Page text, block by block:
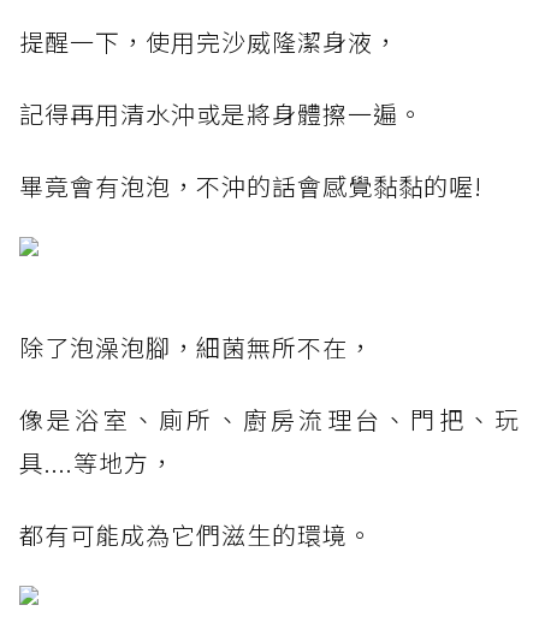
提醒一下，使用完沙威隆潔身液，
記得再用清水沖或是將身體擦一遍。
畢竟會有泡泡，不沖的話會感覺黏黏的喔!
除了泡澡泡腳，細菌無所不在，
像是浴室、廁所、廚房流理台、門把、玩
具....等地方，
都有可能成為它們滋生的環境。